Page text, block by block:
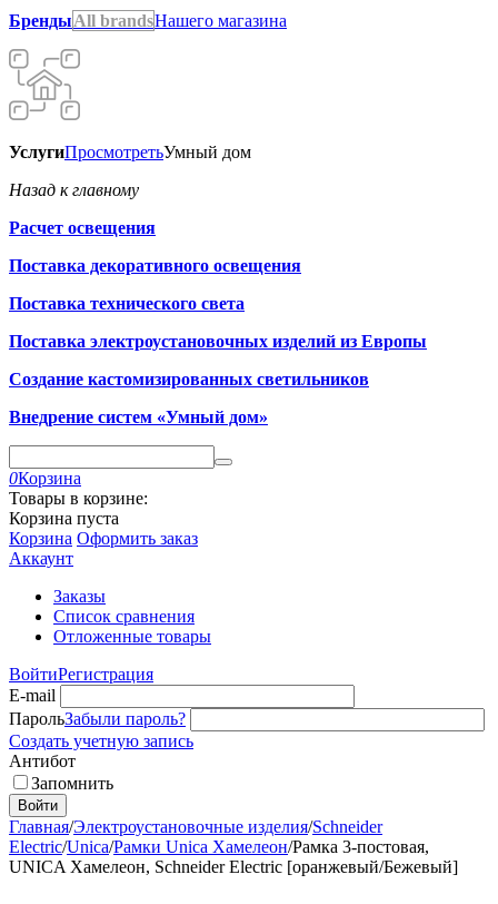
БрендыAll brandsНашего магазина
УслугиПросмотретьУмный дом
Назад к главному
Расчет освещения
Поставка декоративного освещения
Поставка технического света
Поставка электроустановочных изделий из Европы
Создание кастомизированных светильников
Внедрение систем «Умный дом»
0Корзина
Товары в корзине:
Корзина пуста
Корзина Оформить заказ
Аккаунт
Заказы
Список сравнения
Отложенные товары
ВойтиРегистрация
E-mail
ПарольЗабыли пароль?
Создать учетную запись
Антибот
Запомнить
Войти
Главная/Электроустановочные изделия/Schneider
Electric/Unica/Рамки Unica Хамелеон/Рамка 3-постовая,
UNICA Хамелеон, Schneider Electric [оранжевый/Бежевый]